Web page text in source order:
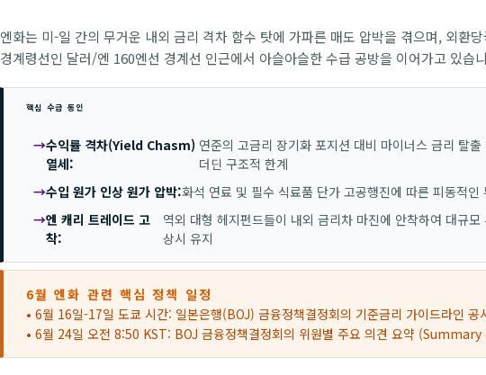
엔화는 미-일 간의 무거운 내외 금리 격차 함수 탓에 가파른 매도 압박을 겪으며, 외환
경계령선인 달러/엔 160엔선 경계선 인근에서 아슬아슬한 수급 공방을 이어가고 있습
핵심 수급 동인
수익률 격차(Yield Chasm)
열세:
연준의 고금리 장기화 포지션 대비 마이너스 금리 탈
더딘 구조적 한계
수입 원가 인상 원가 압박:화석 연료 및 필수 식료품 단가 고공행진에 따른 피동적
엔 캐리 트레이드 고
착:
역외 대형 헤지펀드들이 내외 금리차 마진에 안착하여 대규
상시 유지
6월 엔화 관련 핵심 정책 일정
• 6월 16일-17일 도쿄 시간: 일본은행(BOJ) 금융정책결정회의 기준금리 가이드라인 공
• 6월 24일 오전 8:50 KST: BOJ 금융정책결정회의 위원별 주요 의견 요약